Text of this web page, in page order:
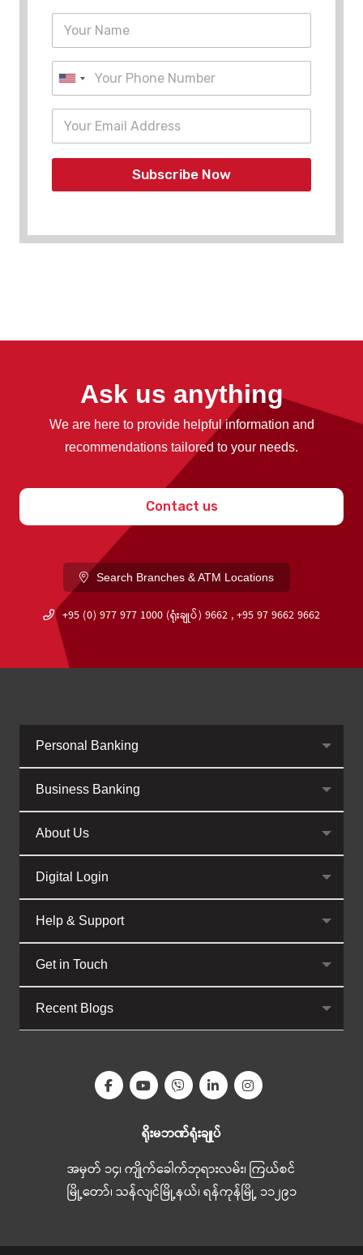
Subscribe Now
Ask us anything
We are here to provide helpful information and
recommendations tailored to your needs.
Contact us
Search Branches & ATM Locations
+95 (0) 977 977 1000 (ရုံးချုပ်) 9662 , +95 97 9662 9662
Personal Banking
Business Banking
About Us
Digital Login
Help & Support
Get in Touch
Recent Blogs
ရိုးမဘဏ်ရုံးချုပ်
အမှတ် ၁၄၊ ကျိုက်ခေါက်ဘုရားလမ်း၊ ကြယ်စင်
မြို့တော်၊ သန်လျင်မြို့နယ်၊ ရန်ကုန်မြို့ ၁၁၂၉၁